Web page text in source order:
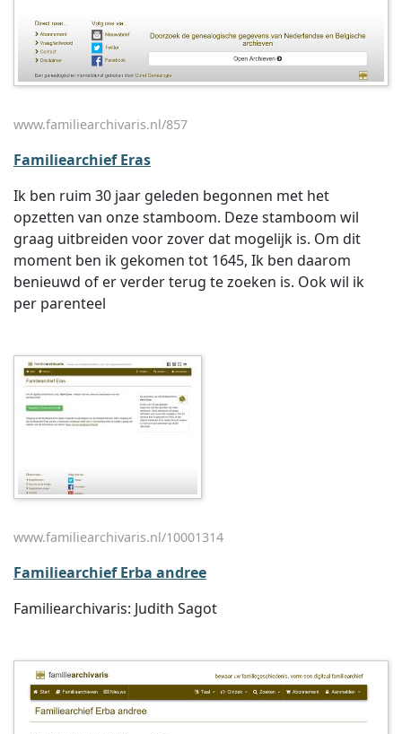
www.familiearchivaris.nl/857
Familiearchief Eras
Ik ben ruim 30 jaar geleden begonnen met het
opzetten van onze stamboom. Deze stamboom wil
graag uitbreiden voor zover dat mogelijk is. Om dit
moment ben ik gekomen tot 1645, Ik ben daarom
benieuwd of er verder terug te zoeken is. Ook wil ik
per parenteel
www.familiearchivaris.nl/10001314
Familiearchief Erba andree
Familiearchivaris: Judith Sagot